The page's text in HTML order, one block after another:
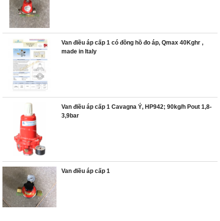
Van điều áp cấp 1 có đồng hồ đo áp, Qmax 40Kghr ,
made in Italy
Van điều áp cấp 1 Cavagna Ý, HP942; 90kg/h Pout 1,8-
3,9bar
Van điều áp cấp 1